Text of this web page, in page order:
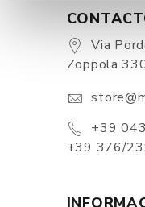
Via
Zoppola
+39
+39 376/